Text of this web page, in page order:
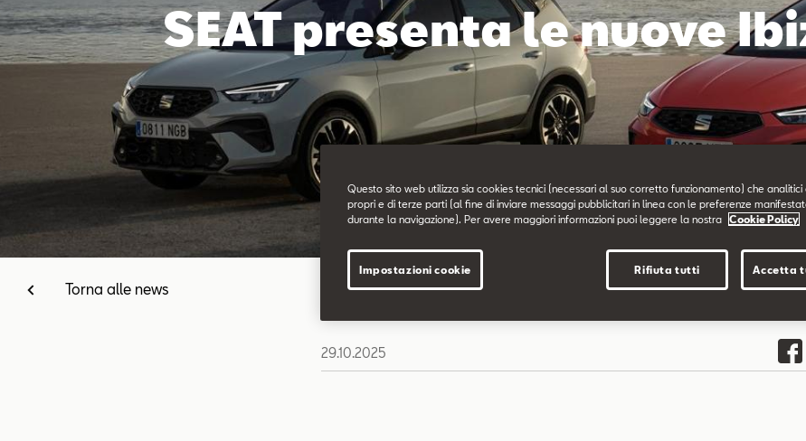
SEAT presenta le nuove
Torna alle news
29.10.2025
Questo sito web utilizza sia cookies tecnici (necessari al suo corretto funzionamento) che
propri e di terze parti (al fine di inviare messaggi pubblicitari in linea con le preferenze
durante la navigazione). Per avere maggiori informazioni puoi leggere la nostra
Cookie Policy
Rifiuta tutti Accetta
Impostazioni cookie